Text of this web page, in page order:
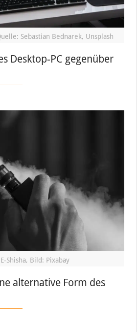
Sebastian Bednarek, Unsplash
Desktop-PC gegenüber
E-Shisha, Bild: Pixabay
alternative Form des